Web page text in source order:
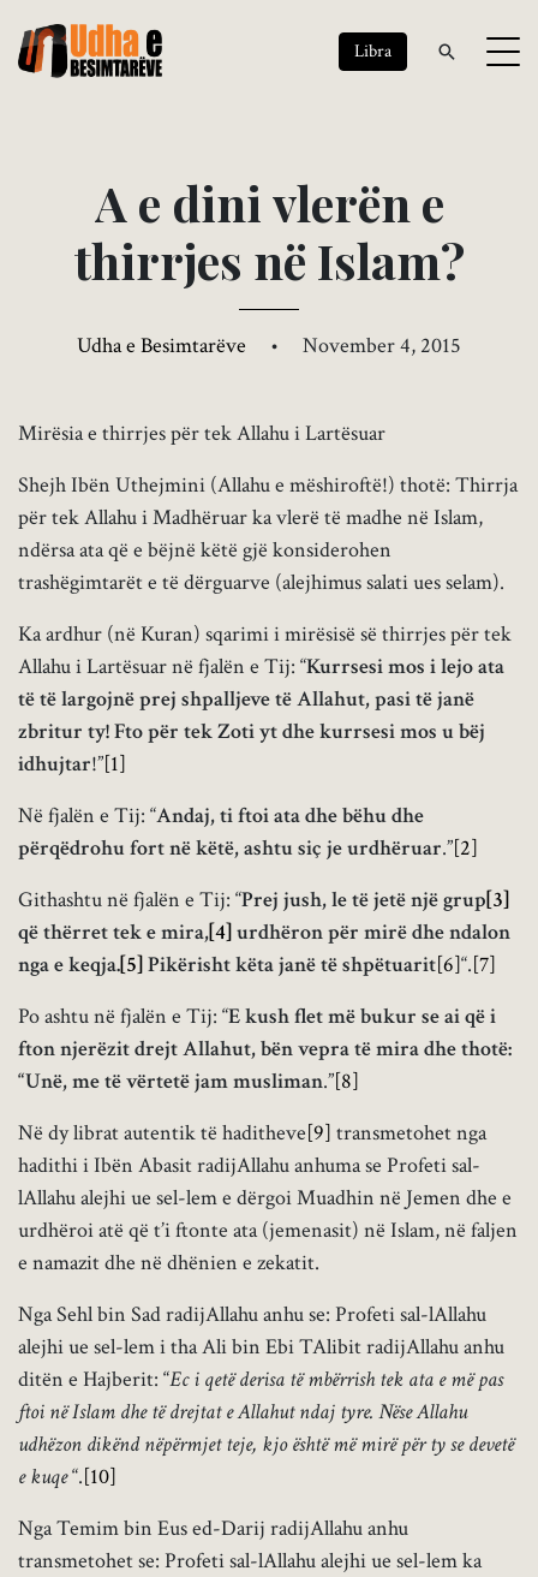
Libra
A e dini vlerën e
thirrjes në Islam?
Udha e Besimtarëve • November 4, 2015
Mirësia e thirrjes për tek Allahu i Lartësuar
Shejh Ibën Uthejmini (Allahu e mëshiroftë!) thotë: Thirrja
për tek Allahu i Madhëruar ka vlerë të madhe në Islam,
ndërsa ata që e bëjnë këtë gjë konsiderohen
trashëgimtarët e të dërguarve (alejhimus salati ues selam).
Ka ardhur (në Kuran) sqarimi i mirësisë së thirrjes për tek
Allahu i Lartësuar në fjalën e Tij: “Kurrsesi mos i lejo ata
të të largojnë prej shpalljeve të Allahut, pasi të janë
zbritur ty! Fto për tek Zoti yt dhe kurrsesi mos u bëj
idhujtar!”[1]
Në fjalën e Tij: “Andaj, ti ftoi ata dhe bëhu dhe
përqëdrohu fort në këtë, ashtu siç je urdhëruar.”[2]
Githashtu në fjalën e Tij: “Prej jush, le të jetë një grup[3]
që thërret tek e mira,[4]urdhëron për mirë dhe ndalon
nga e keqja.[5]Pikërisht këta janë të shpëtuarit[6]“.[7]
Po ashtu në fjalën e Tij: “E kush flet më bukur se ai që i
fton njerëzit drejt Allahut, bën vepra të mira dhe thotë:
“Unë, me të vërtetë jam musliman.”[8]
Në dy librat autentik të haditheve[9] transmetohet nga
hadithi i Ibën Abasit radijAllahu anhuma se Profeti sal-
lAllahu alejhi ue sel-lem e dërgoi Muadhin në Jemen dhe e
urdhëroi atë që t’i ftonte ata (jemenasit) në Islam, në faljen
e namazit dhe në dhënien e zekatit.
Nga Sehl bin Sad radijAllahu anhu se: Profeti sal-lAllahu
alejhi ue sel-lem i tha Ali bin Ebi TAlibit radijAllahu anhu
ditën e Hajberit: “Ec i qetë derisa të mbërrish tek ata e më pas
ftoi në Islam dhe të drejtat e Allahut ndaj tyre. Nëse Allahu
udhëzon dikënd nëpërmjet teje, kjo është më mirë për ty se devetë
e kuqe“.[10]
Nga Temim bin Eus ed-Darij radijAllahu anhu
transmetohet se: Profeti sal-lAllahu alejhi ue sel-lem ka